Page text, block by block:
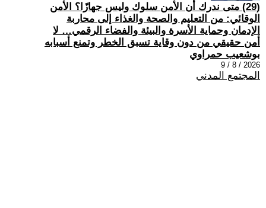
(29) متى ندرك أن الأمن سلوك وليس جهازًا؟ الأمن
الوقائي: من التعليم والصحة والغذاء إلى محاربة
الإدمان وحماية الأسرة والبيئة والفضاء الرقمي… لا
أمن حقيقي من دون وقاية تسبق الخطر وتمنع أسبابه
بوشعيب حمراوي
2026 / 8 / 9
المجتمع المدني